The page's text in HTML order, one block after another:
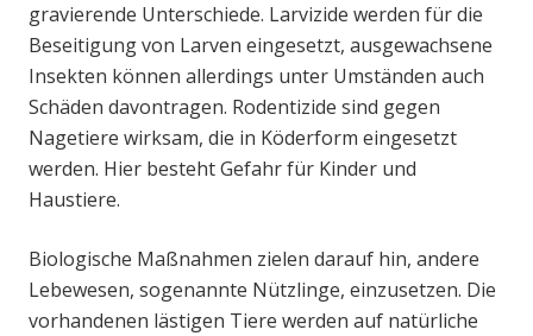
gravierende Unterschiede. Larvizide werden für die
Beseitigung von Larven eingesetzt, ausgewachsene
Insekten können allerdings unter Umständen auch
Schäden davontragen. Rodentizide sind gegen
Nagetiere wirksam, die in Köderform eingesetzt
werden. Hier besteht Gefahr für Kinder und
Haustiere.
Biologische Maßnahmen zielen darauf hin, andere
Lebewesen, sogenannte Nützlinge, einzusetzen. Die
vorhandenen lästigen Tiere werden auf natürliche